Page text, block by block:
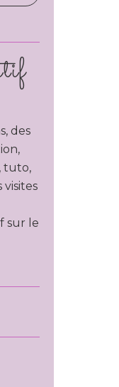
des
tuto,
visites
sur le